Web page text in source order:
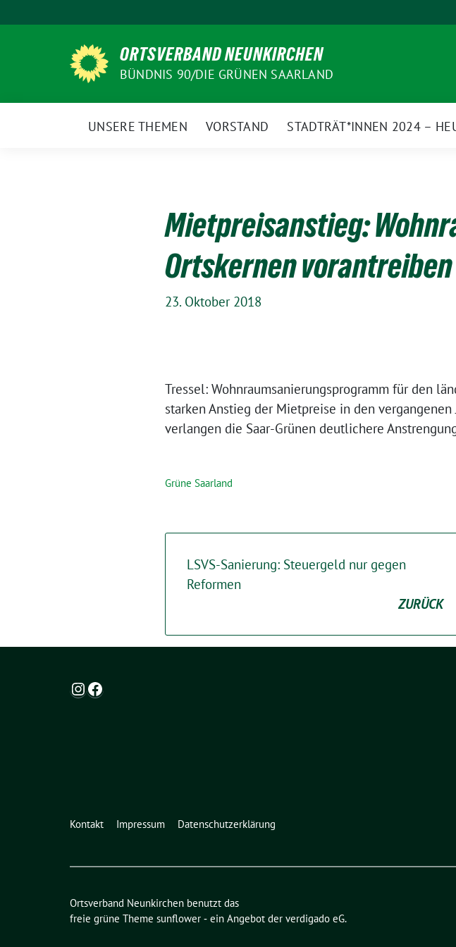
zum
ORTSVERBAND NEUNKIRCHEN
BÜNDNIS 90/DIE GRÜNEN SAARLAND
UNSERE THEMEN VORSTAND STADTRÄT*INNEN 2024 –
Mietpreisanstieg:
Ortskernen vorantreiben
23. Oktober 2018
Tressel: Wohnraumsanierungsprogramm für den
starken Anstieg der Mietpreise in den
verlangen die Saar-Grünen deutlichere
Grüne Saarland
LSVS-Sanierung: Steuergeld nur gegen
Reformen
ZURÜCK
Instagram
Facebook
Kontakt Impressum Datenschutzerklärung
Ortsverband Neunkirchen benutzt das
freie grüne Theme sunflower ‐ ein Angebot der verdigado eG.